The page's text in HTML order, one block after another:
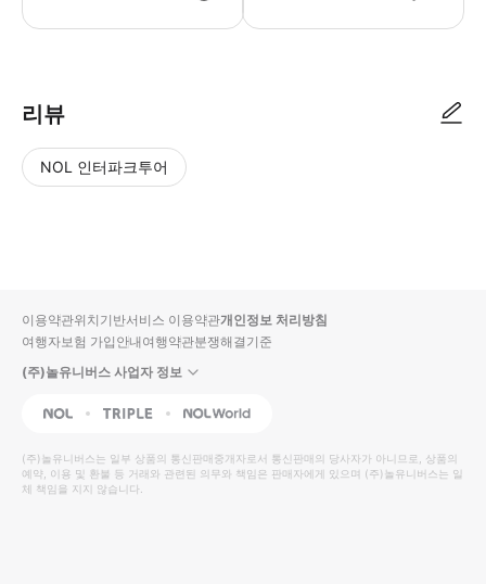
리뷰
NOL 인터파크투어
입니
다.
높
은
순
동
영
상
순
상
이용약관위치기반서비스 이용약관개인정보 처리방침
여행자보험 가입안내여행약관분쟁해결기준
(주)놀유니버스 사업자 정보
NOL Triple Interpark Global
(주)놀유니버스는 일부 상품의 통신판매중개자로서 통신판매의 당사자가 아니므로, 상품의
예약, 이용 및 환불 등 거래와 관련된 의무와 책임은 판매자에게 있으며 (주)놀유니버스는 일
체 책임을 지지 않습니다.